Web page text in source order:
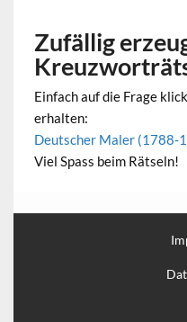
Zufällig
Einfach auf die Frage
erhalten:
Deutscher Maler (1788-
Viel Spass beim Rätseln!